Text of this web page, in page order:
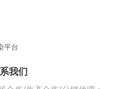
平台
我们